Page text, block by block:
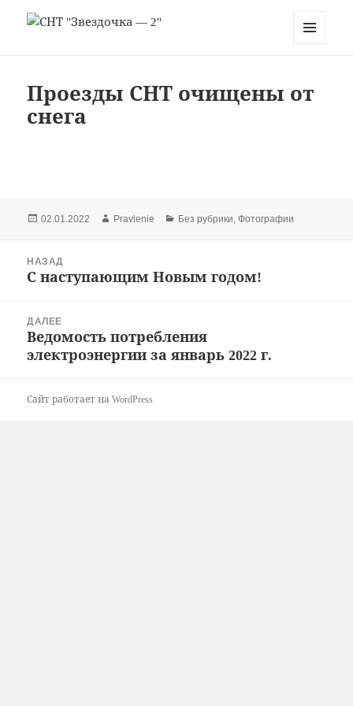
Проезды СНТ очищены от
снега
Опубликовано
02.01.2022 Автор
Pravlenie Рубрики
Без рубрики,Фотографии
НАЗАД
Предыдущая
С наступающим Новым годом!
ДАЛЕЕ
Следующая
запись:
Ведомость потребления
электроэнергии за январь 2022 г.
Сайт работает на WordPress